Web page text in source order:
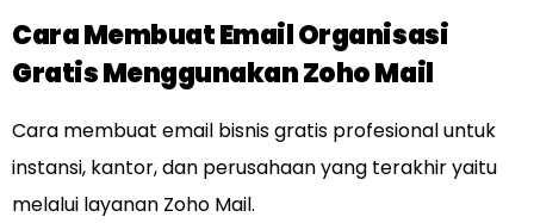
Cara Membuat Email Organisasi
Gratis Menggunakan Zoho Mail
Cara membuat email bisnis gratis profesional untuk
instansi, kantor, dan perusahaan yang terakhir yaitu
melalui layanan Zoho Mail.